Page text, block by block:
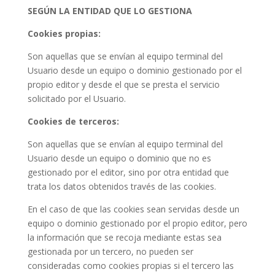
SEGÚN LA ENTIDAD QUE LO GESTIONA
Cookies propias:
Son aquellas que se envían al equipo terminal del
Usuario desde un equipo o dominio gestionado por el
propio editor y desde el que se presta el servicio
solicitado por el Usuario.
Cookies de terceros:
Son aquellas que se envían al equipo terminal del
Usuario desde un equipo o dominio que no es
gestionado por el editor, sino por otra entidad que
trata los datos obtenidos través de las cookies.
En el caso de que las cookies sean servidas desde un
equipo o dominio gestionado por el propio editor, pero
la información que se recoja mediante estas sea
gestionada por un tercero, no pueden ser
consideradas como cookies propias si el tercero las